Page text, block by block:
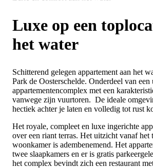
Luxe op een
het water
Schitterend gelegen appartement aan het
Park de Oosterschelde. Onderdeel van een
appartementencomplex met een
vanwege zijn vuurtoren. De ideale
hectiek achter je laten en volledig tot rust
Het royale, compleet en luxe ingerichte
over een riant terras. Het uitzicht vanaf het
woonkamer is adembenemend. Het
twee slaapkamers en er is gratis
het complex bevindt zich een restaurant